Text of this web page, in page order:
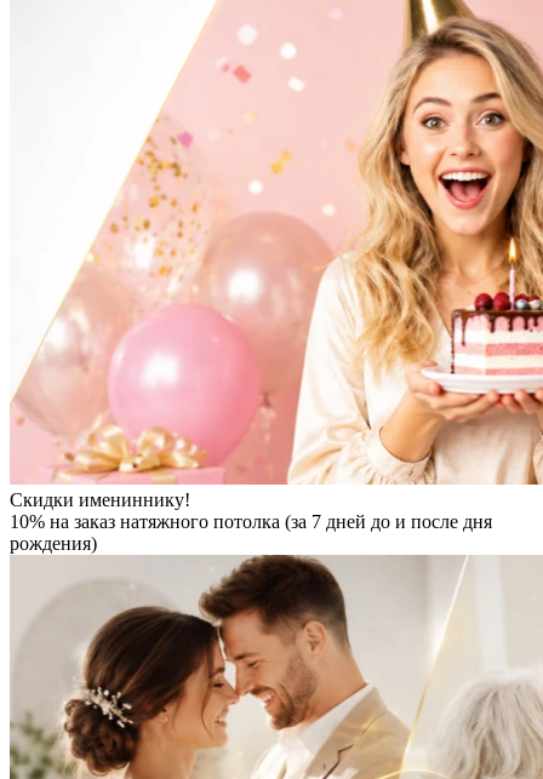
Скидки имениннику!
10% на заказ натяжного потолка (за 7 дней до и после дня
рождения)